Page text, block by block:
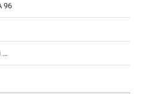
96
…